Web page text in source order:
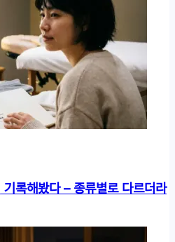
록해봤다 – 종류별로 다르더라